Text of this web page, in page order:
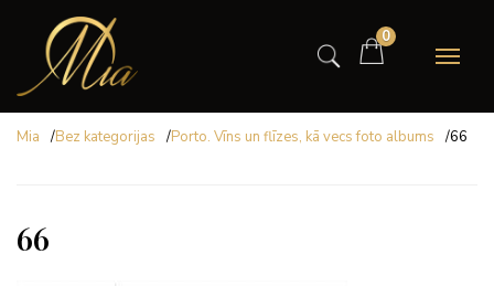
0
Mia /Bez kategorijas /Porto. Vīns un flīzes, kā vecs foto albums /66
66